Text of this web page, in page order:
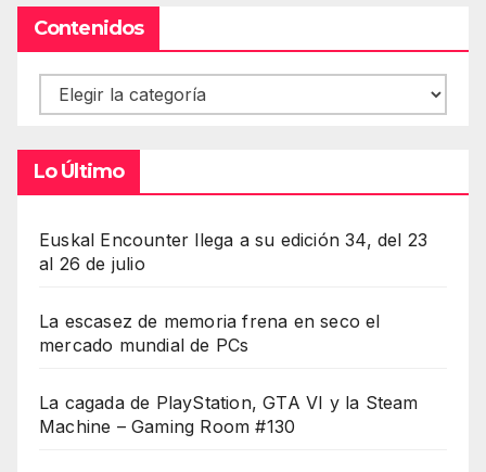
Contenidos
Contenidos
Lo Último
Euskal Encounter llega a su edición 34, del 23
al 26 de julio
La escasez de memoria frena en seco el
mercado mundial de PCs
La cagada de PlayStation, GTA VI y la Steam
Machine – Gaming Room #130